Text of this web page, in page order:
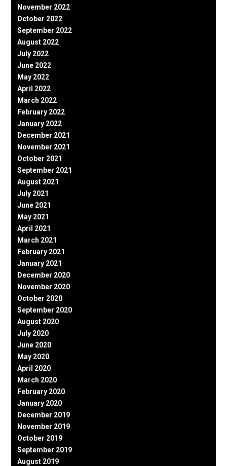
November 2022
October 2022
September 2022
August 2022
July 2022
June 2022
May 2022
April 2022
March 2022
February 2022
January 2022
December 2021
November 2021
October 2021
September 2021
August 2021
July 2021
June 2021
May 2021
April 2021
March 2021
February 2021
January 2021
December 2020
November 2020
October 2020
September 2020
August 2020
July 2020
June 2020
May 2020
April 2020
March 2020
February 2020
January 2020
December 2019
November 2019
October 2019
September 2019
August 2019